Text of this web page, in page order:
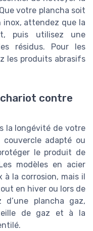
votre plancha soit
inox, attendez que la
puis utilisez une
résidus. Pour les
les produits abrasifs
contre
la longévité de votre
adapté ou
le produit de
modèles en acier
la corrosion, mais il
en hiver ou lors de
plancha gaz,
de gaz et à la